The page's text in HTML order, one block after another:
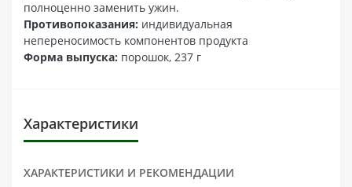
полноценно заменить ужин.
Противопоказания: индивидуальная
непереносимость компонентов продукта
Форма выпуска: порошок, 237 г
Характеристики
ХАРАКТЕРИСТИКИ И РЕКОМЕНДАЦИИ